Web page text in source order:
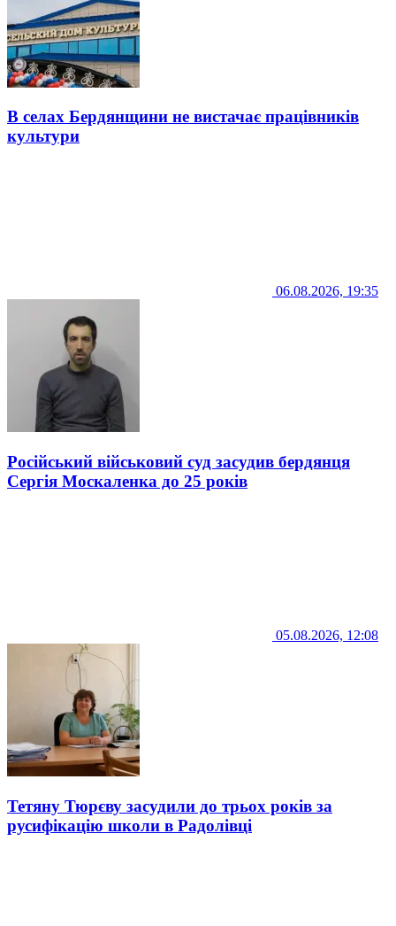
В селах Бердянщини не вистачає працівників
культури
06.08.2026, 19:35
Російський військовий суд засудив бердянця
Сергія Москаленка до 25 років
05.08.2026, 12:08
Тетяну Тюрєву засудили до трьох років за
русифікацію школи в Радолівці